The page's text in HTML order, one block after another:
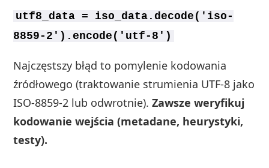
utf8_data = iso_data.decode('iso-
8859-2').encode('utf-8')
Najczęstszy błąd to pomylenie kodowania
źródłowego (traktowanie strumienia UTF‑8 jako
ISO‑8859‑2 lub odwrotnie).Zawsze weryfikuj
kodowanie wejścia (metadane, heurystyki,
testy).